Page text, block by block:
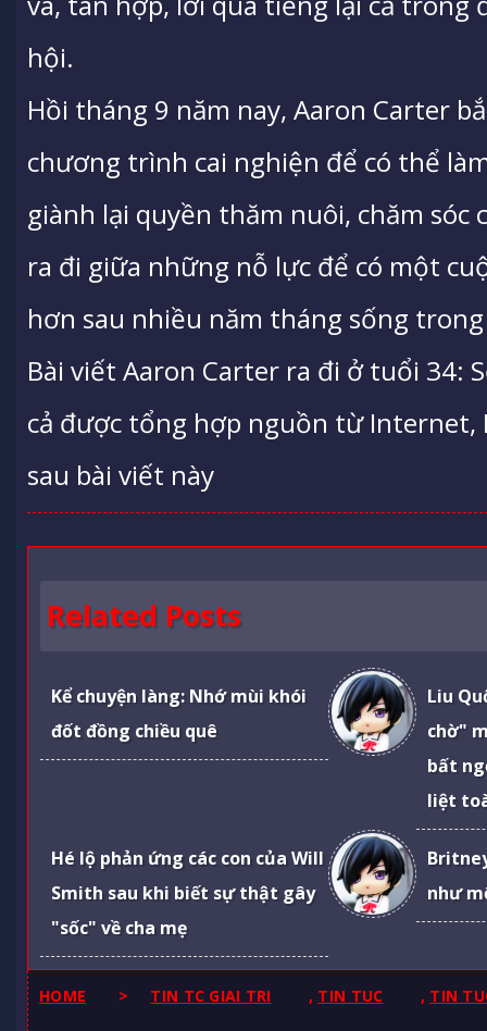
hội.
Hồi tháng 9 năm nay, Aaron Carter
chương trình cai nghiện để có thể
giành lại quyền thăm nuôi, chăm sóc
ra đi giữa những nỗ lực để có một
hơn sau nhiều năm tháng sống
Bài viết Aaron Carter ra đi ở tuổi 34:
cả được tổng hợp nguồn từ Internet,
sau bài viết này
Related Posts
Kể chuyện làng: Nhớ mùi khói
đốt đồng chiều quê
Liu
chờ"
bất
liệt
Hé lộ phản ứng các con của Will
Smith sau khi biết sự thật gây
"sốc" về cha mẹ
như
HOME > TIN TC GIAI TRI , TIN TUC , TIN